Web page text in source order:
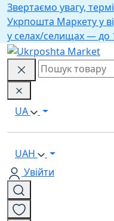
Звертаємо увагу,
Укрпошта Маркету у
у селах/селищах — до
UA
UAH
Увійти